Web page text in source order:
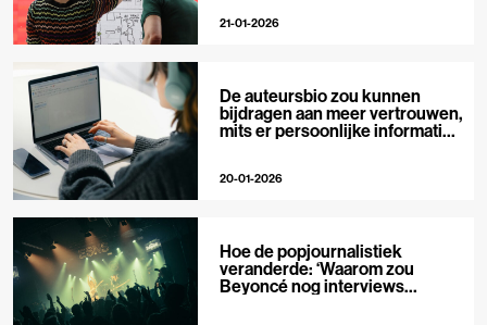
21-01-2026
De auteursbio zou kunnen
bijdragen aan meer vertrouwen,
mits er persoonlijke informatie
20-01-2026
Hoe de popjournalistiek
veranderde: ‘Waarom zou
Beyoncé nog interviews